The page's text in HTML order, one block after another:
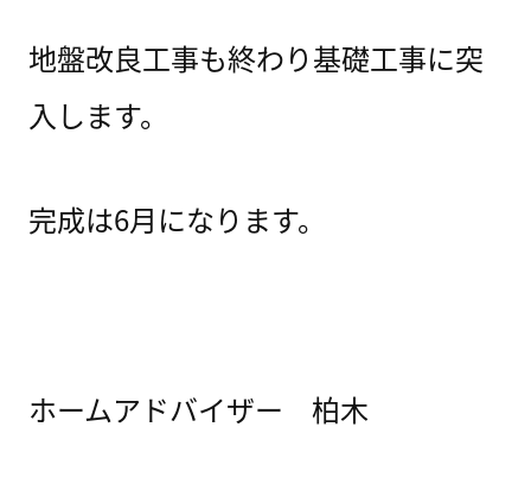
地盤改良工事も終わり基礎工事に突
入します。
完成は6月になります。
ホームアドバイザー 柏木